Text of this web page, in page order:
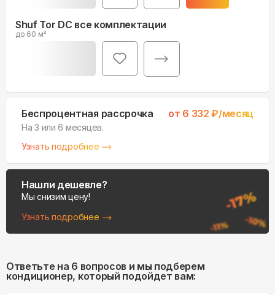
Shuf Tor DC все комплектации
до 60 м²
Беспроцентная рассрочка от 6 332 ₽/месяц
На 3 или 6 месяцев.
Узнать подробнее
Нашли дешевле?
Мы снизим цену!
Узнать подробнее
Ответьте на 6 вопросов и мы подберем
кондиционер, который подойдет вам: